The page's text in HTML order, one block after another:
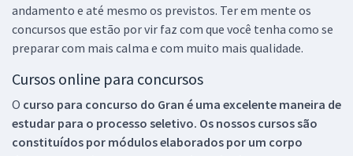
andamento e até mesmo os previstos. Ter em mente os
concursos que estão por vir faz com que você tenha como se
preparar com mais calma e com muito mais qualidade.
Cursos online para concursos
O curso para concurso do Gran é uma excelente maneira de
estudar para o processo seletivo. Os nossos cursos são
constituídos por módulos elaborados por um corpo